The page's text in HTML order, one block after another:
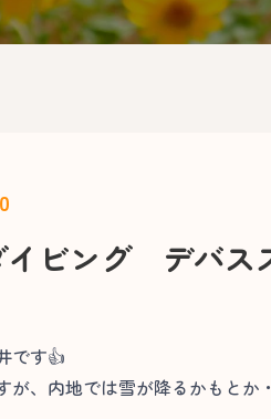
ビング デバス
です👍
が、内地では雪が降るかもとか